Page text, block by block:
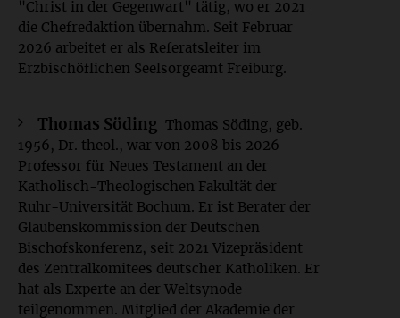
"Christ in der Gegenwart" tätig, wo er 2021
die Chefredaktion übernahm. Seit Februar
2026 arbeitet er als Referatsleiter im
Erzbischöflichen Seelsorgeamt Freiburg.
Thomas Söding Thomas Söding, geb.
1956, Dr. theol., war von 2008 bis 2026
Professor für Neues Testament an der
Katholisch-Theologischen Fakultät der
Ruhr-Universität Bochum. Er ist Berater der
Glaubenskommission der Deutschen
Bischofskonferenz, seit 2021 Vizepräsident
des Zentralkomitees deutscher Katholiken. Er
hat als Experte an der Weltsynode
teilgenommen. Mitglied der Akademie der